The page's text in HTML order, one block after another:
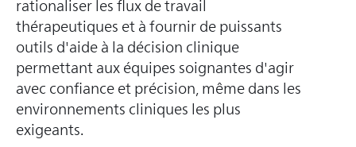
rationaliser les flux de travail
thérapeutiques et à fournir de puissants
outils d'aide à la décision clinique
permettant aux équipes soignantes d'agir
avec confiance et précision, même dans les
environnements cliniques les plus
exigeants.